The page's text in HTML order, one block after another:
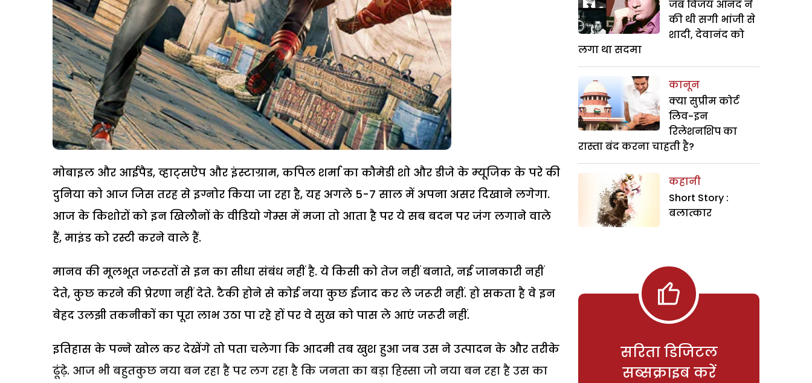
मोबाइल और आईपैड, व्हाट्सऐप और इंस्टाग्राम, कपिल शर्मा का कौमेडी शो और डीजे के म्यूजिक के परे की
दुनिया को आज जिस तरह से इग्नोर किया जा रहा है, यह अगले 5-7 साल में अपना असर दिखाने लगेगा.
आज के किशोरों को इन खिलौनों के वीडियो गेम्स में मजा तो आता है पर ये सब बदन पर जंग लगाने वाले
हैं, माइंड को रस्टी करने वाले हैं.
मानव की मूलभूत जरूरतों से इन का सीधा संबंध नहीं है. ये किसी को तेज नहीं बनाते, नई जानकारी नहीं
देते, कुछ करने की प्रेरणा नहीं देते. टैकी होने से कोई नया कुछ ईजाद कर ले जरूरी नहीं. हो सकता है वे इन
बेहद उलझी तकनीकों का पूरा लाभ उठा पा रहे हों पर वे सुख को पास ले आएं जरूरी नहीं.
इतिहास के पन्ने खोल कर देखेंगे तो पता चलेगा कि आदमी तब खुश हुआ जब उस ने उत्पादन के और तरीके
ढूंढ़े. आज भी बहुतकुछ नया बन रहा है पर लग रहा है कि जनता का बड़ा हिस्सा जो नया बन रहा है उस का
जब विजय आनंद ने
की थी सगी भांजी से
शादी, देवानंद को
लगा था सदमा
कानून
क्या सुप्रीम कोर्ट
लिव-इन
रिलेशनशिप का
रास्ता बंद करना चाहती है?
कहानी
Short Story :
बलात्कार
सरिता डिजिटल
सब्सक्राइब करें